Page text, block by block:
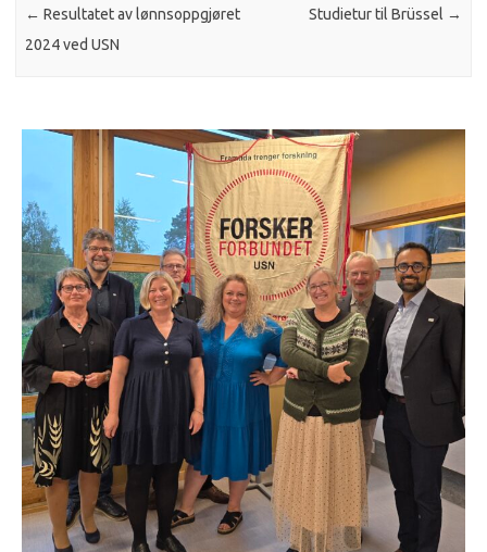
← Resultatet av lønnsoppgjøret
2024 ved USN
Studietur til Brüssel →